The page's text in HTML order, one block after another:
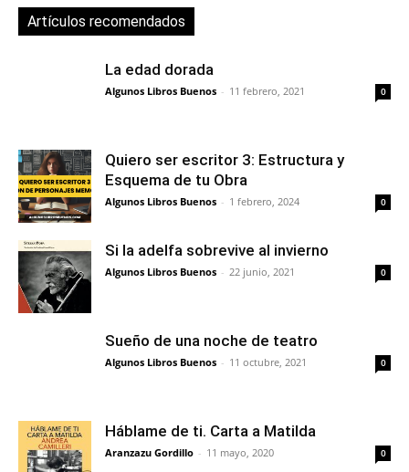
Artículos recomendados
La edad dorada
Algunos Libros Buenos - 11 febrero, 2021 0
Quiero ser escritor 3: Estructura y
Esquema de tu Obra
Algunos Libros Buenos - 1 febrero, 2024 0
Si la adelfa sobrevive al invierno
Algunos Libros Buenos - 22 junio, 2021 0
Sueño de una noche de teatro
Algunos Libros Buenos - 11 octubre, 2021 0
Háblame de ti. Carta a Matilda
Aranzazu Gordillo - 11 mayo, 2020 0